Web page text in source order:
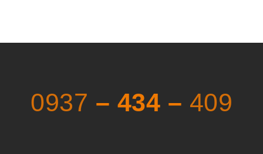
0937 – 434 – 409